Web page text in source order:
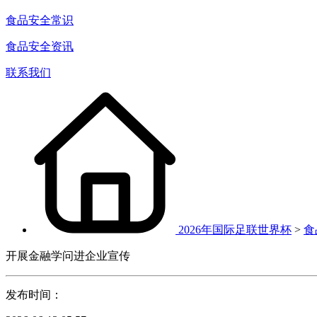
食品安全常识
食品安全资讯
联系我们
2026年国际足联世界杯 > 食
开展金融学问进企业宣传
发布时间：